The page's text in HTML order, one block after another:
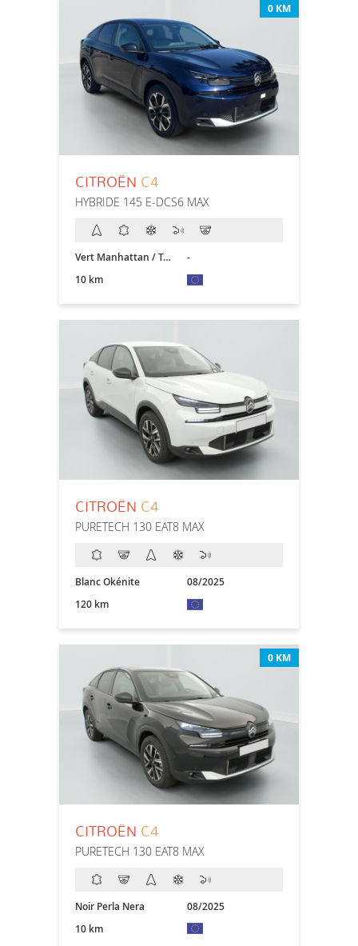
0 KM
CITROËN C4
HYBRIDE 145 E-DCS6 MAX
Vert Manhattan / Toit Noir
-
10 km
CITROËN C4
PURETECH 130 EAT8 MAX
Blanc Okénite
08/2025
120 km
0 KM
CITROËN C4
PURETECH 130 EAT8 MAX
Noir Perla Nera
08/2025
10 km